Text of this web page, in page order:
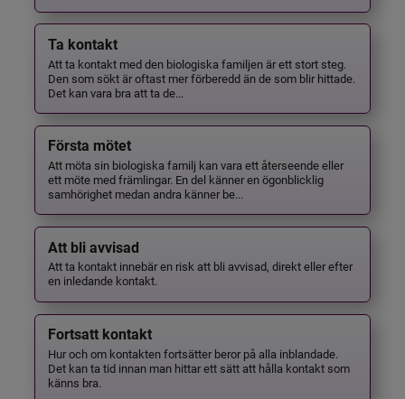
Ta kontakt
Att ta kontakt med den biologiska familjen är ett stort steg.
Den som sökt är oftast mer förberedd än de som blir hittade.
Det kan vara bra att ta de...
Första mötet
Att möta sin biologiska familj kan vara ett återseende eller
ett möte med främlingar. En del känner en ögonblicklig
samhörighet medan andra känner be...
Att bli avvisad
Att ta kontakt innebär en risk att bli avvisad, direkt eller efter
en inledande kontakt.
Fortsatt kontakt
Hur och om kontakten fortsätter beror på alla inblandade.
Det kan ta tid innan man hittar ett sätt att hålla kontakt som
känns bra.